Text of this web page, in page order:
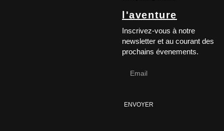
l'aventure
Inscrivez-vous à notre
newsletter et au courant des
prochains évenements.
ENVOYER